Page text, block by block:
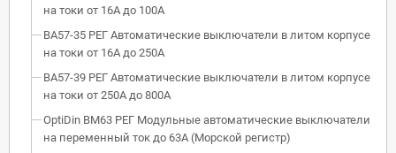
на токи от 16А до 100А
ВА57-35 РЕГ Автоматические выключатели в литом корпусе
на токи от 16А до 250А
ВА57-39 РЕГ Автоматические выключатели в литом корпусе
на токи от 250А до 800А
OptiDin BM63 РЕГ Модульные автоматические выключатели
на переменный ток до 63А (Морской регистр)